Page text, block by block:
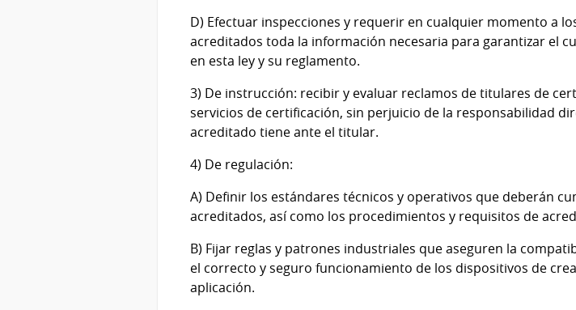
D) Efectuar inspecciones y requerir en cualquier momento a
acreditados toda la información necesaria para garantizar el
en esta ley y su reglamento.
3) De instrucción: recibir y evaluar reclamos de titulares de
servicios de certificación, sin perjuicio de la responsabilidad
acreditado tiene ante el titular.
4) De regulación:
A) Definir los estándares técnicos y operativos que deberán
acreditados, así como los procedimientos y requisitos de
B) Fijar reglas y patrones industriales que aseguren la
el correcto y seguro funcionamiento de los dispositivos de
aplicación.